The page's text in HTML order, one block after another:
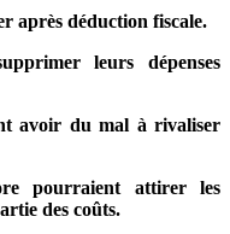
après déduction fiscale.
leurs dépenses
avoir du mal à rivaliser
pourraient attirer les
des coûts.